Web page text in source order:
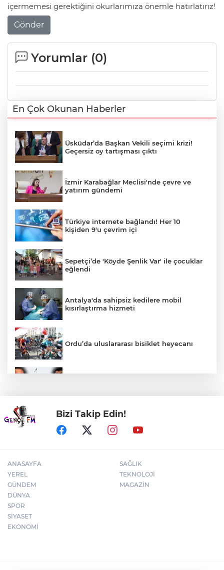
içermemesi gerektiğini okurlarımıza önemle hatırlatırız!
Gönder
Yorumlar (0)
En Çok Okunan Haberler
Üsküdar’da Başkan Vekili seçimi krizi!
Geçersiz oy tartışması çıktı
İzmir Karabağlar Meclisi'nde çevre ve
yatırım gündemi
Türkiye internete bağlandı! Her 10
kişiden 9'u çevrim içi
Sepetçi’de 'Köyde Şenlik Var' ile çocuklar
eğlendi
Antalya'da sahipsiz kedilere mobil
kısırlaştırma hizmeti
Ordu’da uluslararası bisiklet heyecanı
Karacabey'de 38 bin 850 dekar arazi
modern sulamaya kavuşuyor
Bizi Takip Edin!
ANASAYFA
YEREL
GÜNDEM
DÜNYA
SPOR
SİYASET
EKONOMİ
SAĞLIK
TEKNOLOJİ
MAGAZİN